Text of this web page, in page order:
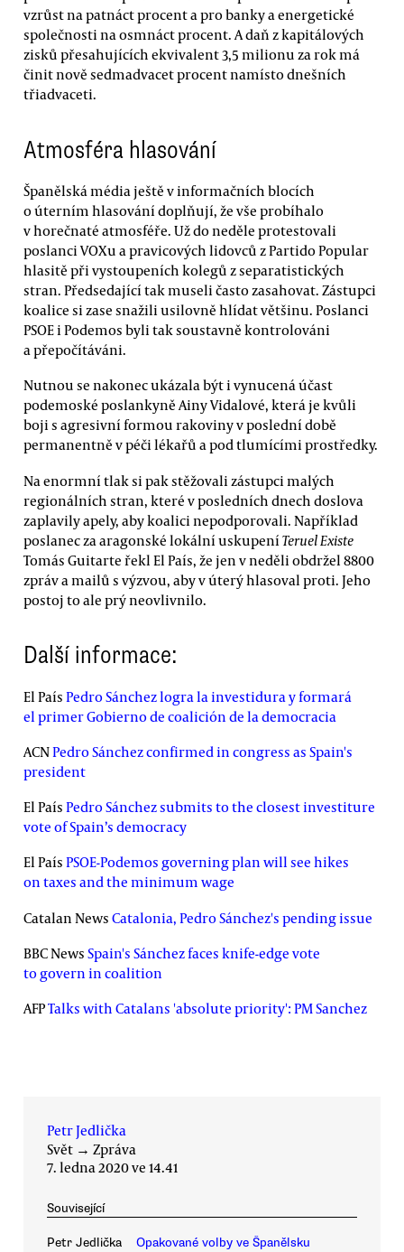
vzrůst na patnáct procent a pro banky a energetické
společnosti na osmnáct procent. A daň z kapitálových
zisků přesahujících ekvivalent 3,5 milionu za rok má
činit nově sedmadvacet procent namísto dnešních
třiadvaceti.
Atmosféra hlasování
Španělská média ještě v informačních blocích
o úterním hlasování doplňují, že vše probíhalo
v horečnaté atmosféře. Už do neděle protestovali
poslanci VOXu a pravicových lidovců z Partido Popular
hlasitě při vystoupeních kolegů z separatistických
stran. Předsedající tak museli často zasahovat. Zástupci
koalice si zase snažili usilovně hlídat většinu. Poslanci
PSOE i Podemos byli tak soustavně kontrolováni
a přepočítáváni.
Nutnou se nakonec ukázala být i vynucená účast
podemoské poslankyně Ainy Vidalové, která je kvůli
boji s agresivní formou rakoviny v poslední době
permanentně v péči lékařů a pod tlumícími prostředky.
Na enormní tlak si pak stěžovali zástupci malých
regionálních stran, které v posledních dnech doslova
zaplavily apely, aby koalici nepodporovali. Například
poslanec za aragonské lokální uskupení Teruel Existe
Tomás Guitarte řekl El País, že jen v neděli obdržel 8800
zpráv a mailů s výzvou, aby v úterý hlasoval proti. Jeho
postoj to ale prý neovlivnilo.
Další informace:
El País Pedro Sánchez logra la investidura y formará
el primer Gobierno de coalición de la democracia
ACNPedro Sánchez confirmed in congress as Spain's
president
El País Pedro Sánchez submits to the closest investiture
vote of Spain’s democracy
El País PSOE-Podemos governing plan will see hikes
on taxes and the minimum wage
Catalan News Catalonia, Pedro Sánchez's pending issue
BBC News Spain's Sánchez faces knife-edge vote
to govern in coalition
AFPTalks with Catalans 'absolute priority': PM Sanchez
Petr Jedlička
Svět → Zpráva
7. ledna 2020 ve 14.41
Související
Petr Jedlička
Opakované volby ve Španělsku